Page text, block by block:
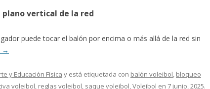
plano vertical de la red
puede tocar el balón por encima o más allá de la red sin
→
y Educación Física y está etiquetada con balón voleibol, bloqueo
voleibol, reglas voleibol, saque voleibol,Voleibol en 7 junio, 2025.